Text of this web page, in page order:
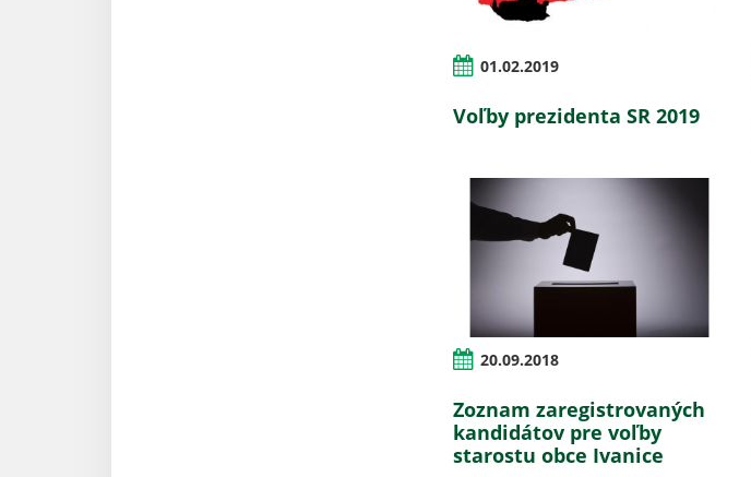
01.02.2019
Voľby prezidenta SR 2019
20.09.2018
Zoznam zaregistrovaných
kandidátov pre voľby
starostu obce Ivanice